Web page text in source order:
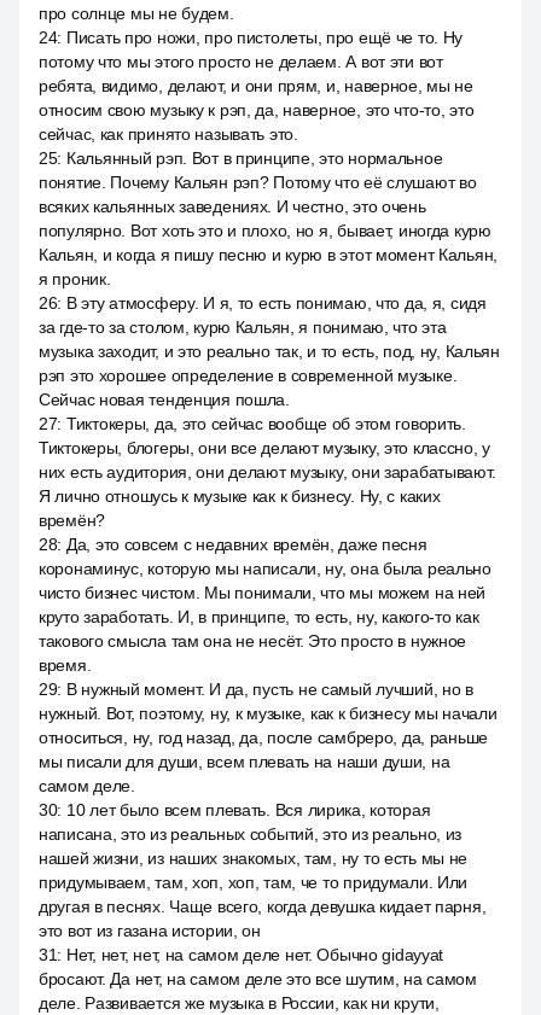
про солнце мы не будем.
24: Писать про ножи, про пистолеты, про ещё че то. Ну
потому что мы этого просто не делаем. А вот эти вот
ребята, видимо, делают, и они прям, и, наверное, мы не
относим свою музыку к рэп, да, наверное, это что-то, это
сейчас, как принято называть это.
25: Кальянный рэп. Вот в принципе, это нормальное
понятие. Почему Кальян рэп? Потому что её слушают во
всяких кальянных заведениях. И честно, это очень
популярно. Вот хоть это и плохо, но я, бывает, иногда курю
Кальян, и когда я пишу песню и курю в этот момент Кальян,
я проник.
26: В эту атмосферу. И я, то есть понимаю, что да, я, сидя
за где-то за столом, курю Кальян, я понимаю, что эта
музыка заходит, и это реально так, и то есть, под, ну, Кальян
рэп это хорошее определение в современной музыке.
Сейчас новая тенденция пошла.
27: Тиктокеры, да, это сейчас вообще об этом говорить.
Тиктокеры, блогеры, они все делают музыку, это классно, у
них есть аудитория, они делают музыку, они зарабатывают.
Я лично отношусь к музыке как к бизнесу. Ну, с каких
времён?
28: Да, это совсем с недавних времён, даже песня
коронаминус, которую мы написали, ну, она была реально
чисто бизнес чистом. Мы понимали, что мы можем на ней
круто заработать. И, в принципе, то есть, ну, какого-то как
такового смысла там она не несёт. Это просто в нужное
время.
29: В нужный момент. И да, пусть не самый лучший, но в
нужный. Вот, поэтому, ну, к музыке, как к бизнесу мы начали
относиться, ну, год назад, да, после самбреро, да, раньше
мы писали для души, всем плевать на наши души, на
самом деле.
30: 10 лет было всем плевать. Вся лирика, которая
написана, это из реальных событий, это из реально, из
нашей жизни, из наших знакомых, там, ну то есть мы не
придумываем, там, хоп, хоп, там, че то придумали. Или
другая в песнях. Чаще всего, когда девушка кидает парня,
это вот из газана истории, он
31: Нет, нет, нет, на самом деле нет. Обычно gidayyat
бросают. Да нет, на самом деле это все шутим, на самом
деле. Развивается же музыка в России, как ни крути,